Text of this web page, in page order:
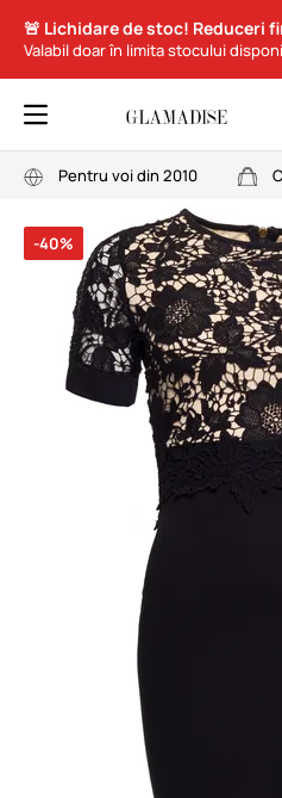
🚨 Lichidare de stoc! Reduceri
Valabil doar în limita stocului
Pentru voi din 2010
-40%